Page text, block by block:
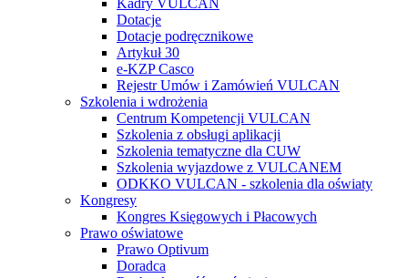
Kadry VULCAN
Dotacje
Dotacje podręcznikowe
Artykuł 30
e-KZP Casco
Rejestr Umów i Zamówień VULCAN
Szkolenia i wdrożenia
Centrum Kompetencji VULCAN
Szkolenia z obsługi aplikacji
Szkolenia tematyczne dla CUW
Szkolenia wyjazdowe z VULCANEM
ODKKO VULCAN - szkolenia dla oświaty
Kongresy
Kongres Księgowych i Płacowych
Prawo oświatowe
Prawo Optivum
Doradca